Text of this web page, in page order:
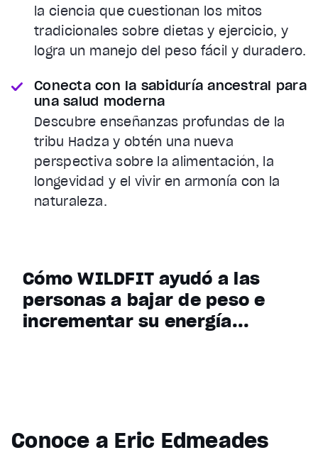
la ciencia que cuestionan los mitos
tradicionales sobre dietas y ejercicio, y
logra un manejo del peso fácil y duradero.
Conecta con la sabiduría ancestral para
una salud moderna
Descubre enseñanzas profundas de la
tribu Hadza y obtén una nueva
perspectiva sobre la alimentación, la
longevidad y el vivir en armonía con la
naturaleza.
Cómo WILDFIT ayudó a las
personas a bajar de peso e
incrementar su energía...
Conoce a Eric Edmeades